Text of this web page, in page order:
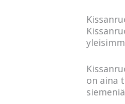
on aina